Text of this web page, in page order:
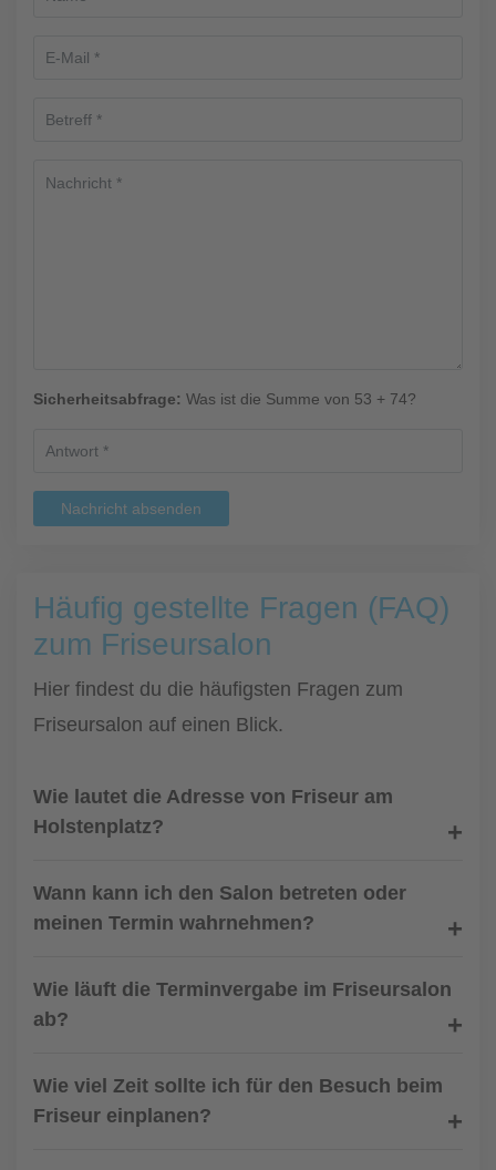
Sicherheitsabfrage: Was ist die Summe von 53 + 74?
Nachricht absenden
Häufig gestellte Fragen (FAQ)
zum Friseursalon
Hier findest du die häufigsten Fragen zum
Friseursalon auf einen Blick.
Wie lautet die Adresse von Friseur am
Holstenplatz?
Wann kann ich den Salon betreten oder
meinen Termin wahrnehmen?
Wie läuft die Terminvergabe im Friseursalon
ab?
Wie viel Zeit sollte ich für den Besuch beim
Friseur einplanen?